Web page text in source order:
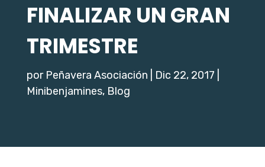
FINALIZAR UN GRAN
TRIMESTRE
por Peñavera Asociación Dic 22, 2017
Minibenjamines, Blog